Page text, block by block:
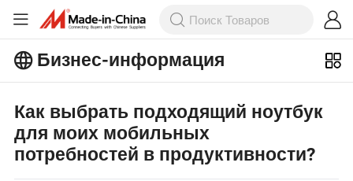
Бизнес-информация
информация!
Просмотреть Больше
Как выбрать подходящий ноутбук
для моих мобильных
потребностей в продуктивности?